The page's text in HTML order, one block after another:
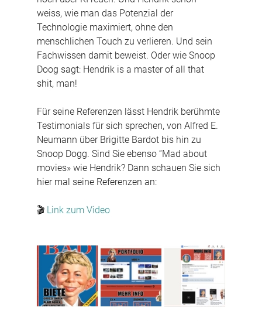
weiss, wie man das Potenzial der
Technologie maximiert, ohne den
menschlichen Touch zu verlieren. Und sein
Fachwissen damit beweist. Oder wie Snoop
Doog sagt: Hendrik is a master of all that
shit, man!
Für seine Referenzen lässt Hendrik berühmte
Testimonials für sich sprechen, von Alfred E.
Neumann über Brigitte Bardot bis hin zu
Snoop Dogg. Sind Sie ebenso “Mad about
movies» wie Hendrik? Dann schauen Sie sich
hier mal seine Referenzen an:
🎬 Link zum Video